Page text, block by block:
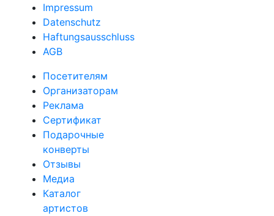
Impressum
Datenschutz
Haftungsausschluss
AGB
Посетителям
Организаторам
Реклама
Сертификат
Подарочные
конверты
Отзывы
Медиа
Каталог
артистов